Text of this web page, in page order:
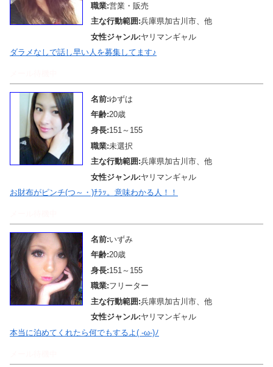
職業:営業・販売
主な行動範囲:兵庫県加古川市、他
女性ジャンル:ヤリマンギャル
ダラメなしで話し早い人を募集してます♪
名前:ゆずは
年齢:20歳
身長:151～155
職業:未選択
主な行動範囲:兵庫県加古川市、他
女性ジャンル:ヤリマンギャル
お財布がピンチ(つ～・)ﾁﾗｯ。意味わかる人！！
名前:いずみ
年齢:20歳
身長:151～155
職業:フリーター
主な行動範囲:兵庫県加古川市、他
女性ジャンル:ヤリマンギャル
本当に泊めてくれたら何でもするよ( -ω-)ﾉ